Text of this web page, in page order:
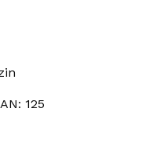
125